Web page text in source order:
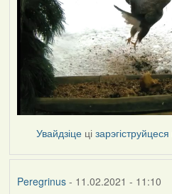
Увайдзіце цізарэгіструйцеся
Peregrinus- 11.02.2021 - 11:10